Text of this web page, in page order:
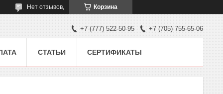
Корзина
Нет отзывов,
+7 (777) 522-50-95 +7 (705) 755-65-06
СТАТЬИ СЕРТИФИКАТЫ